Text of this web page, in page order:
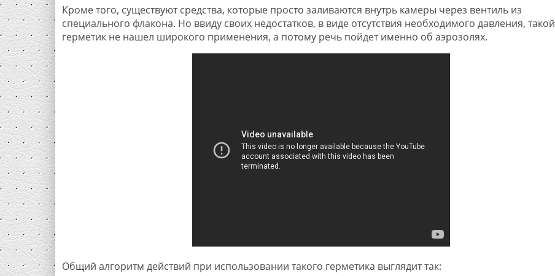
Кроме того, существуют средства, которые просто заливаются внутрь камеры через вентиль из
специального флакона. Но ввиду своих недостатков, в виде отсутствия необходимого давления, такой
герметик не нашел широкого применения, а потому речь пойдет именно об аэрозолях.
Общий алгоритм действий при использовании такого герметика выглядит так: